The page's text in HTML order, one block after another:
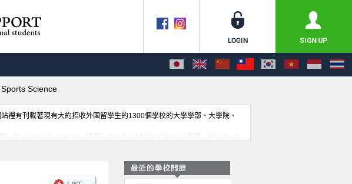
Science
裡有刊載著現有大約招收外國留學生的1300個學校的大學學部、大學院、
、Faculty of Engineering學部、Faculty of Global Studies學部、Faculty of